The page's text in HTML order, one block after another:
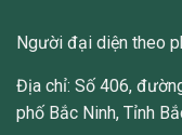
Người đại diện theo
Địa chỉ: Số 406,
phố Bắc Ninh, Tỉnh